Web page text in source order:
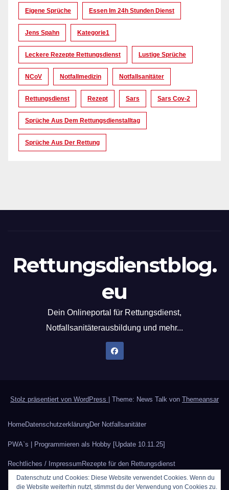
Eigene Sprüche Essen Im 24h Stunden Dienst
Jens Spahn Kategorie1
Leckere Rezepte Rettungsdienst Lustige Sprüche
NCoV Notfallmedizin Notfallsanitäter
Rettungsdienst Rezept Sars Sars Cov-2
Sprüche Aus Dem Rettungsdienstalltag
Sprüche Aus Der Rettung
Rettungsdienstblog.
eu
Dein Onlineportal für Rettungsdienst,
Notfallsanitäterausbildung und mehr...
Stolz präsentiert von WordPress Theme: News Talk von Themeansar
HomeDatenschutzerklärungDer Notfallsanitäter
PWA`s | Programmieren als Hobby [Update 10.11.25]
Rechtliches / Impressum Rezepte für den Rettungsdienst
SauerstoffberechnungWerbung auf Rettungsdienstblog.eu
Datenschutz und Cookies: Diese Website verwendet Cookies. Wenn du
die Website weiterhin nutzt, stimmst du der Verwendung von Cookies zu.